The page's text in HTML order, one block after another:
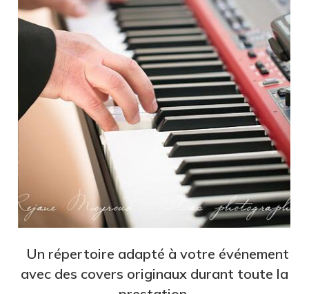
Un répertoire adapté à votre événement
avec des covers originaux durant toute la